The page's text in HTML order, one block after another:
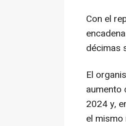
Con el
décimas
El
aumento
2024 y,
el mismo